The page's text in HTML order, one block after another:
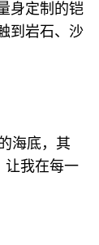
身定制的铠
到岩石、沙
海底，其
让我在每一